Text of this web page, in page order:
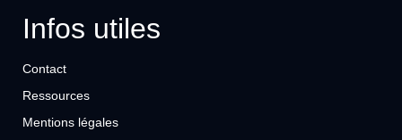
Infos utiles
Contact
Ressources
Mentions légales